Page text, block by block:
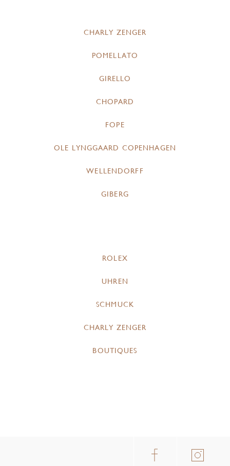
CHARLY ZENGER
POMELLATO
GIRELLO
CHOPARD
FOPE
OLE LYNGGAARD COPENHAGEN
WELLENDORFF
GIBERG
ROLEX
UHREN
SCHMUCK
CHARLY ZENGER
BOUTIQUES